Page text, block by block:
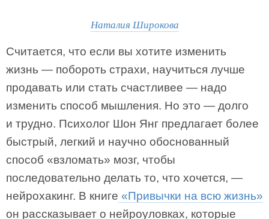
Наталия Широкова
Считается, что если вы хотите изменить
жизнь — побороть страхи, научиться лучше
продавать или стать счастливее — надо
изменить способ мышления. Но это — долго
и трудно. Психолог Шон Янг предлагает более
быстрый, легкий и научно обоснованный
способ «взломать» мозг, чтобы
последовательно делать то, что хочется, —
нейрохакинг. В книге «Привычки на всю жизнь»
он рассказывает о нейроуловках, которые